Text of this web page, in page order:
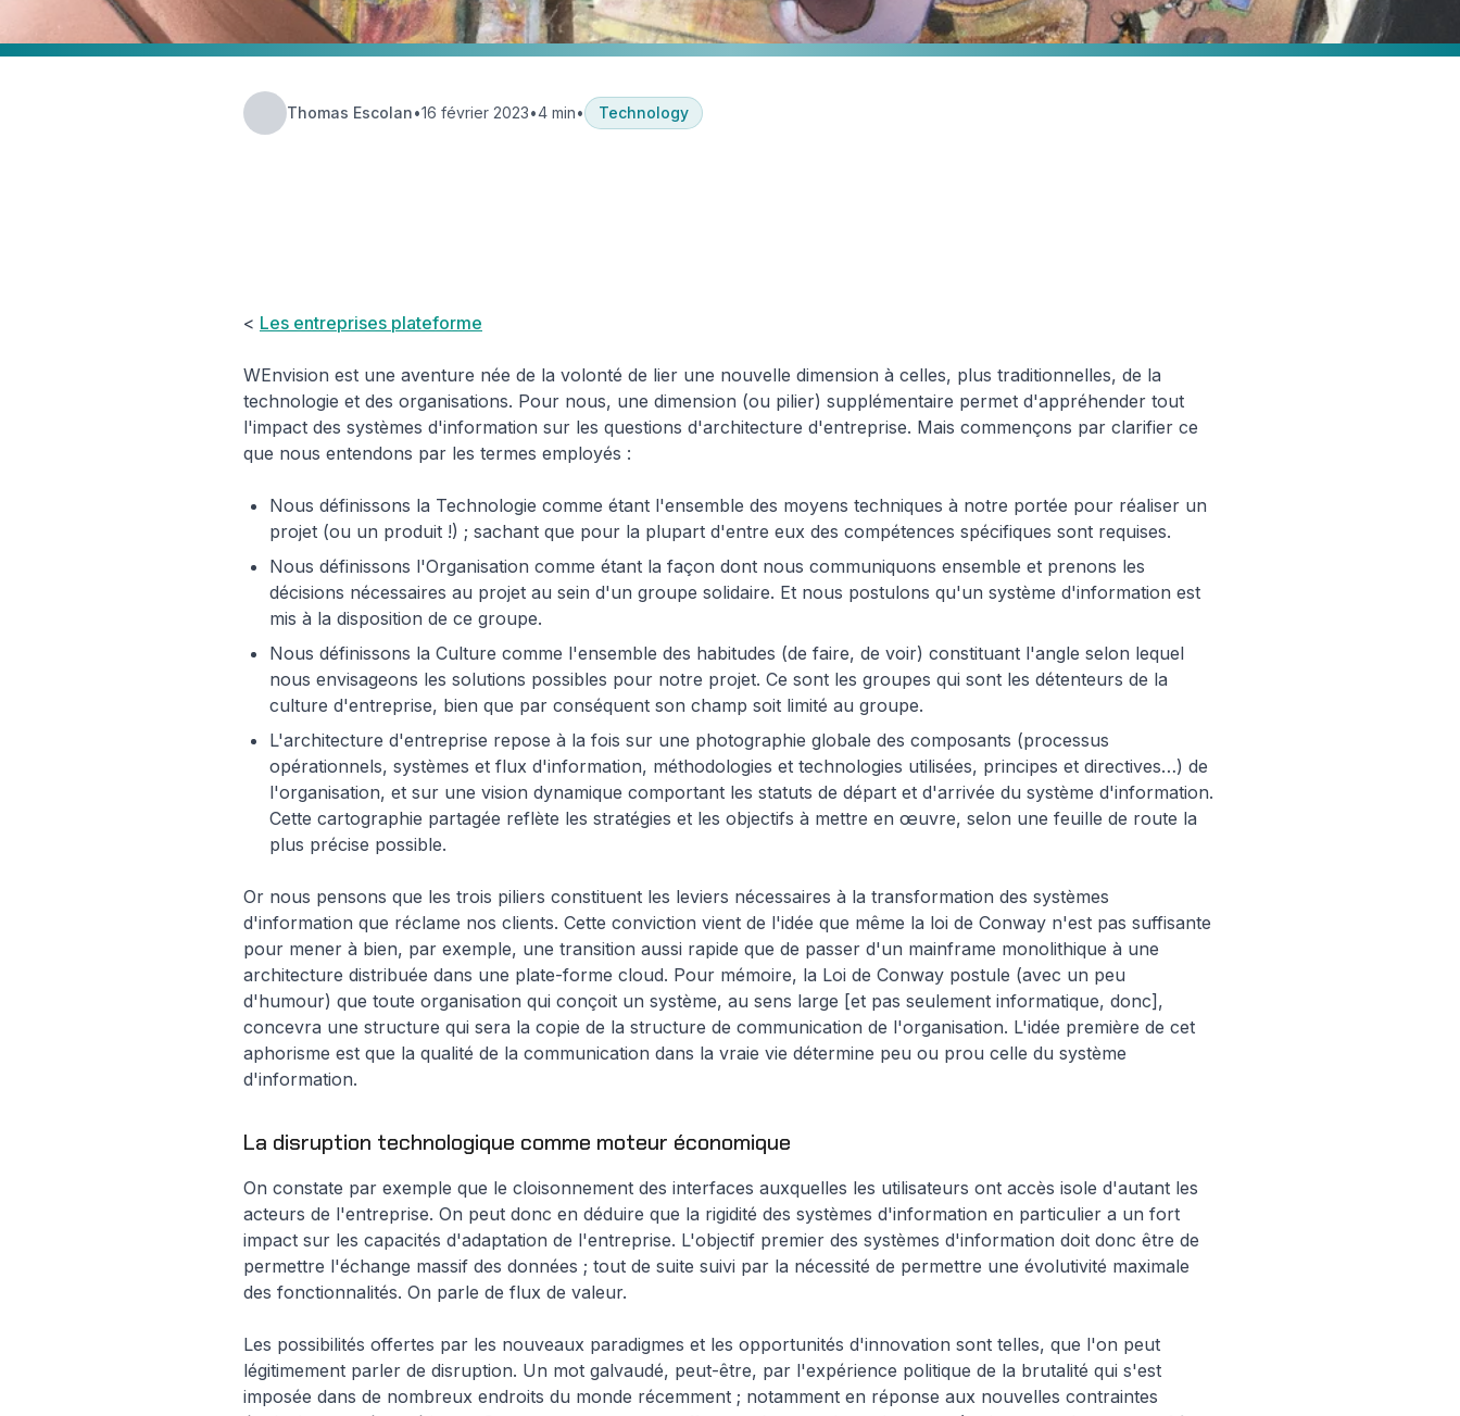
Thomas Escolan•16 février 2023•4 min• Technology
< Les entreprises plateforme
WEnvision est une aventure née de la volonté de lier une nouvelle dimension à celles, plus traditionnelles, de la
technologie et des organisations. Pour nous, une dimension (ou pilier) supplémentaire permet d'appréhender tout
l'impact des systèmes d'information sur les questions d'architecture d'entreprise. Mais commençons par clarifier ce
que nous entendons par les termes employés :
Nous définissons la Technologie comme étant l'ensemble des moyens techniques à notre portée pour réaliser un
projet (ou un produit !) ; sachant que pour la plupart d'entre eux des compétences spécifiques sont requises.
Nous définissons l'Organisation comme étant la façon dont nous communiquons ensemble et prenons les
décisions nécessaires au projet au sein d'un groupe solidaire. Et nous postulons qu'un système d'information est
mis à la disposition de ce groupe.
Nous définissons la Culture comme l'ensemble des habitudes (de faire, de voir) constituant l'angle selon lequel
nous envisageons les solutions possibles pour notre projet. Ce sont les groupes qui sont les détenteurs de la
culture d'entreprise, bien que par conséquent son champ soit limité au groupe.
L'architecture d'entreprise repose à la fois sur une photographie globale des composants (processus
opérationnels, systèmes et flux d'information, méthodologies et technologies utilisées, principes et directives…) de
l'organisation, et sur une vision dynamique comportant les statuts de départ et d'arrivée du système d'information.
Cette cartographie partagée reflète les stratégies et les objectifs à mettre en œuvre, selon une feuille de route la
plus précise possible.
Or nous pensons que les trois piliers constituent les leviers nécessaires à la transformation des systèmes
d'information que réclame nos clients. Cette conviction vient de l'idée que même la loi de Conway n'est pas suffisante
pour mener à bien, par exemple, une transition aussi rapide que de passer d'un mainframe monolithique à une
architecture distribuée dans une plate-forme cloud. Pour mémoire, la Loi de Conway postule (avec un peu
d'humour) que toute organisation qui conçoit un système, au sens large [et pas seulement informatique, donc],
concevra une structure qui sera la copie de la structure de communication de l'organisation. L'idée première de cet
aphorisme est que la qualité de la communication dans la vraie vie détermine peu ou prou celle du système
d'information.
La disruption technologique comme moteur économique
On constate par exemple que le cloisonnement des interfaces auxquelles les utilisateurs ont accès isole d'autant les
acteurs de l'entreprise. On peut donc en déduire que la rigidité des systèmes d'information en particulier a un fort
impact sur les capacités d'adaptation de l'entreprise. L'objectif premier des systèmes d'information doit donc être de
permettre l'échange massif des données ; tout de suite suivi par la nécessité de permettre une évolutivité maximale
des fonctionnalités. On parle de flux de valeur.
Les possibilités offertes par les nouveaux paradigmes et les opportunités d'innovation sont telles, que l'on peut
légitimement parler de disruption. Un mot galvaudé, peut-être, par l'expérience politique de la brutalité qui s'est
imposée dans de nombreux endroits du monde récemment ; notamment en réponse aux nouvelles contraintes